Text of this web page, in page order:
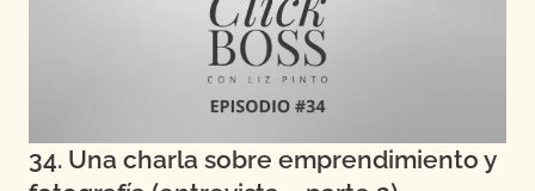
34. Una charla sobre emprendimiento y